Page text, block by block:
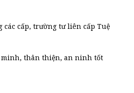
cấp, trường tư liên cấp Tuệ
thân thiện, an ninh tốt